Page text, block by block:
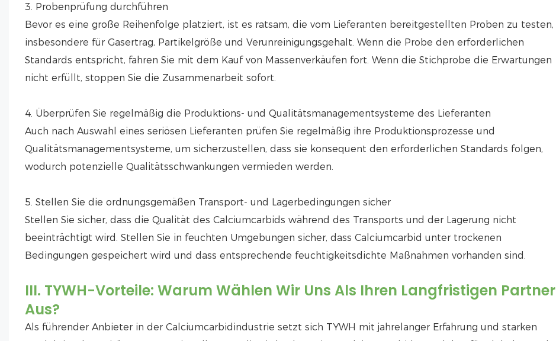
3. Probenprüfung durchführen
Bevor es eine große Reihenfolge platziert, ist es ratsam, die vom Lieferanten bereitgestellten Proben zu testen,
insbesondere für Gasertrag, Partikelgröße und Verunreinigungsgehalt. Wenn die Probe den erforderlichen
Standards entspricht, fahren Sie mit dem Kauf von Massenverkäufen fort. Wenn die Stichprobe die Erwartungen
nicht erfüllt, stoppen Sie die Zusammenarbeit sofort.
4. Überprüfen Sie regelmäßig die Produktions- und Qualitätsmanagementsysteme des Lieferanten
Auch nach Auswahl eines seriösen Lieferanten prüfen Sie regelmäßig ihre Produktionsprozesse und
Qualitätsmanagementsysteme, um sicherzustellen, dass sie konsequent den erforderlichen Standards folgen,
wodurch potenzielle Qualitätsschwankungen vermieden werden.
5. Stellen Sie die ordnungsgemäßen Transport- und Lagerbedingungen sicher
Stellen Sie sicher, dass die Qualität des Calciumcarbids während des Transports und der Lagerung nicht
beeinträchtigt wird. Stellen Sie in feuchten Umgebungen sicher, dass Calciumcarbid unter trockenen
Bedingungen gespeichert wird und dass entsprechende feuchtigkeitsdichte Maßnahmen vorhanden sind.
III. TYWH-Vorteile: Warum Wählen Wir Uns Als Ihren Langfristigen Partner
Aus?
Als führender Anbieter in der Calciumcarbidindustrie setzt sich TYWH mit jahrelanger Erfahrung und starken